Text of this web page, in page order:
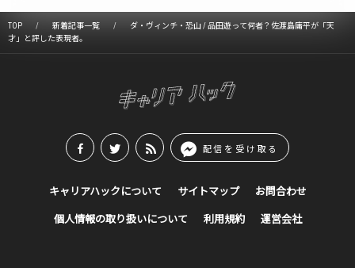
TOP 新着記事一覧
ダ・ヴィンチ・恐山 / 品田遊って何者？佐渡島庸平が「天
才」と評した表現者。
配信を受け取る
キャリアハックについて サイトマップ お問合わせ
個人情報の取り扱いについて 利用規約 運営会社